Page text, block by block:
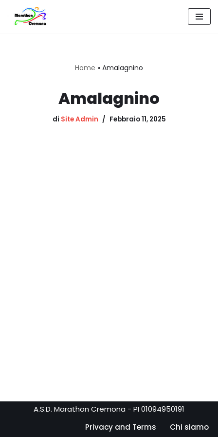
Vai
Home » Amalagnino
Amalagnino
di Site Admin Febbraio 11, 2025
A.S.D. Marathon Cremona - PI 01094950191
Privacy and Terms
Chi siamo